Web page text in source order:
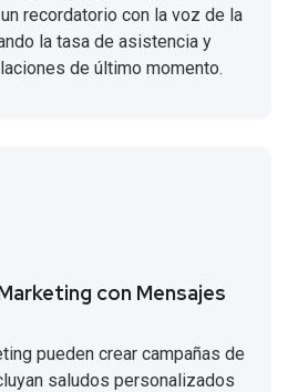
recordatorio con la voz de la
la tasa de asistencia y
de último momento.
con Mensajes
pueden crear campañas de
saludos personalizados